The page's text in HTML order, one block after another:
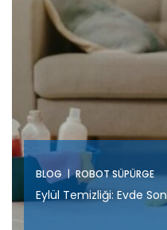
BLOG | ROBOT SÜPÜRGE
Eylül Temizliği: Evde